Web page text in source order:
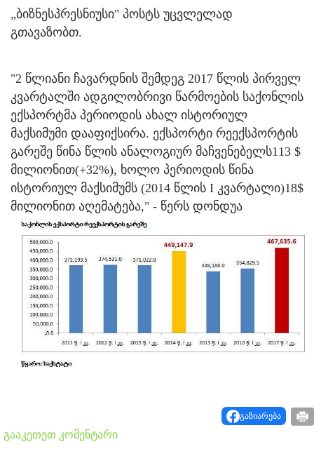
„ბიზნესპრესნიუსი" პოსტს უცვლელად
გთავაზობთ.
"2 წლიანი ჩავარდნის შემდეგ 2017 წლის პირველ
კვარტალში ადგილობრივი წარმოების საქონლის
ექსპორტმა პერიოდის ახალ ისტორიულ
მაქსიმუმი დააფიქსირა. ექსპორტი რეექსპორტის
გარეშე წინა წლის ანალოგიურ მაჩვენებელს113 $
მილიონით(+32%), ხოლო პერიოდის წინა
ისტორიულ მაქსიმუმს (2014 წლის I კვარტალი)18$
მილიონით აღემატება," - წერს დონდუა
გაზიარება
გააკეთეთ კომენტარი